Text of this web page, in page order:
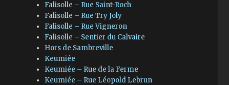
Falisolle – Rue Saint-Roch
Falisolle – Rue Try Joly
Falisolle – Rue Vigneron
Falisolle – Sentier du Calvaire
Hors de Sambreville
Keumiée
Keumiée – Rue de la Ferme
Keumiée – Rue Léopold Lebrun